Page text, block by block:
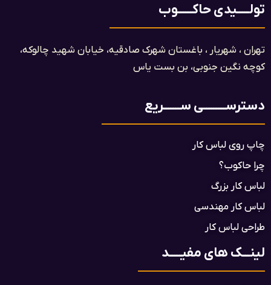
تولـــــیدی حاکــــــوب
تهران ، شهریار ، باغستان شهرک صادقیه، خیابان شهید چالوکه،
کوچه نگین جنوبی، بن بست یاس​
دسترســـــــــی ســـــــریع
چاپ روی لباس کار
چرا حاکوب؟
لباس کار بزرگ
لباس کار مهندسی
طراحی لباس کار
لینـــک های مفیـــــد